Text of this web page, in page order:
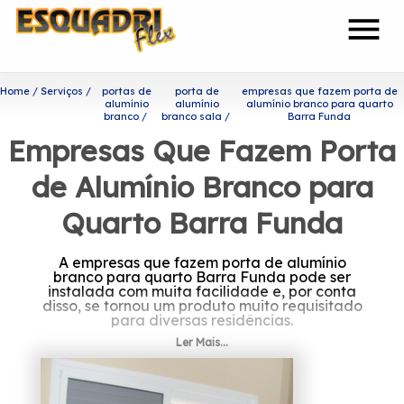
menu
Home Serviços
portas de
alumínio
branco
porta de
alumínio
branco sala
empresas que fazem porta de
alumínio branco para quarto
Barra Funda
Empresas Que Fazem Porta
de Alumínio Branco para
Quarto Barra Funda
A empresas que fazem porta de alumínio
branco para quarto Barra Funda pode ser
instalada com muita facilidade e, por conta
disso, se tornou um produto muito requisitado
para diversas residências.
À procura de empresas que
fazem porta de alumínio
Ler Mais...